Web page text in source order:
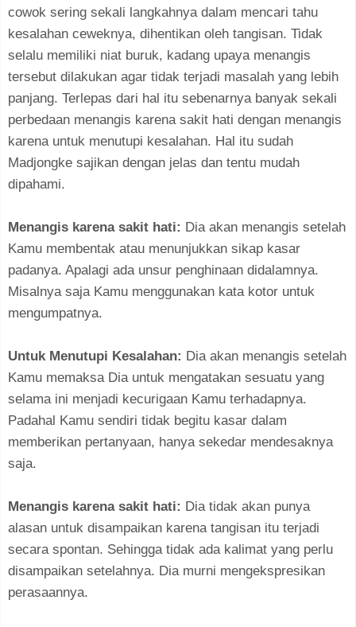
cowok sering sekali langkahnya dalam mencari tahu
kesalahan ceweknya, dihentikan oleh tangisan. Tidak
selalu memiliki niat buruk, kadang upaya menangis
tersebut dilakukan agar tidak terjadi masalah yang lebih
panjang. Terlepas dari hal itu sebenarnya banyak sekali
perbedaan menangis karena sakit hati dengan menangis
karena untuk menutupi kesalahan. Hal itu sudah
Madjongke sajikan dengan jelas dan tentu mudah
dipahami.
Menangis karena sakit hati: Dia akan menangis setelah
Kamu membentak atau menunjukkan sikap kasar
padanya. Apalagi ada unsur penghinaan didalamnya.
Misalnya saja Kamu menggunakan kata kotor untuk
mengumpatnya.
Untuk Menutupi Kesalahan: Dia akan menangis setelah
Kamu memaksa Dia untuk mengatakan sesuatu yang
selama ini menjadi kecurigaan Kamu terhadapnya.
Padahal Kamu sendiri tidak begitu kasar dalam
memberikan pertanyaan, hanya sekedar mendesaknya
saja.
Menangis karena sakit hati: Dia tidak akan punya
alasan untuk disampaikan karena tangisan itu terjadi
secara spontan. Sehingga tidak ada kalimat yang perlu
disampaikan setelahnya. Dia murni mengekspresikan
perasaannya.